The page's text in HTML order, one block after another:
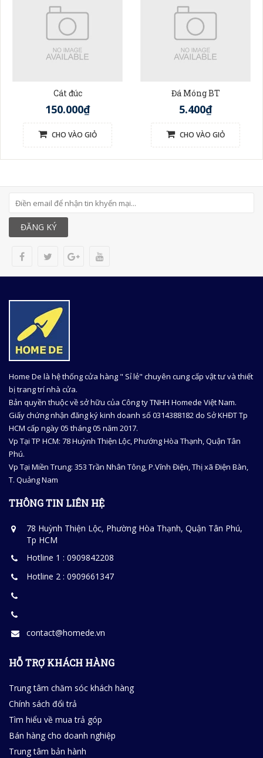
Cát đúc
150.000₫
CHO VÀO GIỎ
Đá Móng BT
5.400₫
CHO VÀO GIỎ
ĐĂNG KÝ
Home De là hệ thống cửa hàng " Sỉ lẻ" chuyên cung cấp vật tư và thiết
bị trang trí nhà cửa.
Bản quyền thuộc về sở hữu của Công ty TNHH Homede Việt Nam.
Giấy chứng nhận đăng ký kinh doanh số 0314388182 do Sở KHĐT Tp
HCM cấp ngày 05 tháng 05 năm 2017.
Vp Tại TP HCM: 78 Huỳnh Thiện Lộc, Phướng Hòa Thạnh, Quận Tân
Phú.
Vp Tại Miền Trung: 353 Trần Nhân Tông, P.Vĩnh Điện, Thị xã Điện Bàn,
T. Quảng Nam
THÔNG TIN LIÊN HỆ
78 Huỳnh Thiện Lộc, Phường Hòa Thạnh, Quận Tân Phú,
Tp HCM
Hotline 1 : 0909842208
Hotline 2 : 0909661347
contact@homede.vn
HỖ TRỢ KHÁCH HÀNG
Trung tâm chăm sóc khách hàng
Chính sách đổi trả
Tìm hiểu về mua trả góp
Bán hàng cho doanh nghiệp
Trung tâm bản hành